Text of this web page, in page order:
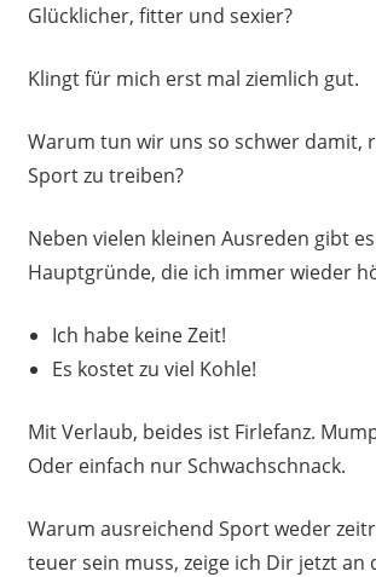
Glücklicher, fitter und sexier?
Klingt für mich erst mal ziemlich gut.
Warum tun wir uns so schwer damit,
Sport zu treiben?
Neben vielen kleinen Ausreden gibt
Hauptgründe, die ich immer wieder
Ich habe keine Zeit!
Es kostet zu viel Kohle!
Mit Verlaub, beides ist Firlefanz.
Oder einfach nur Schwachschnack.
Warum ausreichend Sport weder
teuer sein muss, zeige ich Dir jetzt an